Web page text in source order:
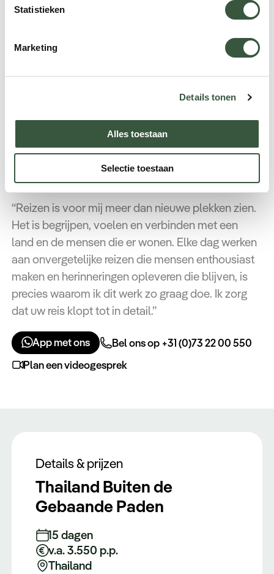
Statistieken
Marketing
Details tonen
Alles toestaan
Selectie toestaan
komt erachter hoe de manier van het lokale leven
hier gaat. De excursie is deels per voet en deels per
Neem contact op met Natasja
Reisspecialist Thailand
“Reizen is voor mij meer dan nieuwe plekken zien.
Het is begrijpen, voelen en verbinden met een
land en de mensen die er wonen. Elke dag werken
aan onvergetelijke reizen die mensen enthousiast
maken en herinneringen opleveren die blijven, is
precies waarom ik dit werk zo graag doe. Ik zorg
dat uw reis klopt tot in detail.”
App met ons
Bel ons op +31 (0)73 22 00 550
Plan een videogesprek
Details & prijzen
Thailand Buiten de
Gebaande Paden
15 dagen
v.a. 3.550 p.p.
Thailand